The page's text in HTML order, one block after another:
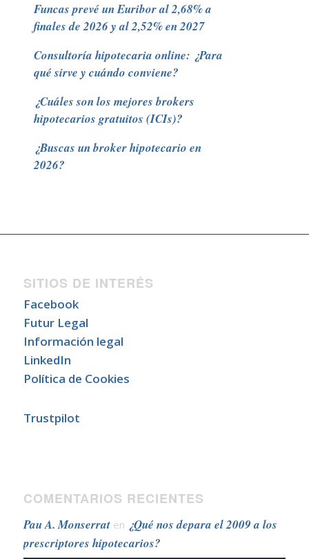
Funcas prevé un Euribor al 2,68% a
finales de 2026 y al 2,52% en 2027
Consultoría hipotecaria online: ¿Para
qué sirve y cuándo conviene?
¿Cuáles son los mejores brokers
hipotecarios gratuitos (ICIs)?
¿Buscas un broker hipotecario en
2026?
SITIOS DE INTERÉS
Facebook
Futur Legal
Información legal
LinkedIn
Política de Cookies
Trustpilot
COMENTARIOS RECIENTES
Pau A. Monserraten ¿Qué nos depara el 2009 a los
prescriptores hipotecarios?